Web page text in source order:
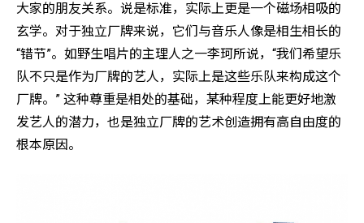
大家的朋友关系。说是标准，实际上更是一个磁场相吸的
玄学。对于独立厂牌来说，它们与音乐人像是相生相长的
“错节”。如野生唱片的主理人之一李珂所说，“我们希望乐
队不只是作为厂牌的艺人，实际上是这些乐队来构成这个
厂牌。” 这种尊重是相处的基础，某种程度上能更好地激
发艺人的潜力，也是独立厂牌的艺术创造拥有高自由度的
根本原因。